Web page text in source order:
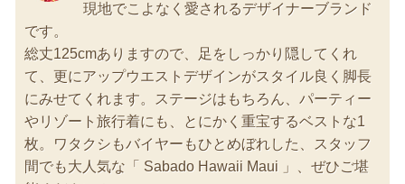
現地でこよなく愛されるデザイナーブランド
です。
総丈125cmありますので、足をしっかり隠してくれ
て、更にアップウエストデザインがスタイル良く脚長
にみせてくれます。ステージはもちろん、パーティー
やリゾート旅行着にも、とにかく重宝するベストな1
枚。ワタクシもバイヤーもひとめぼれした、スタッフ
間でも大人気な「 Sabado Hawaii Maui 」、ぜひご堪